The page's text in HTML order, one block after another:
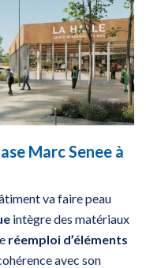
Marc Senee à
va faire peau
intègre des matériaux
réemploi d’éléments
avec son